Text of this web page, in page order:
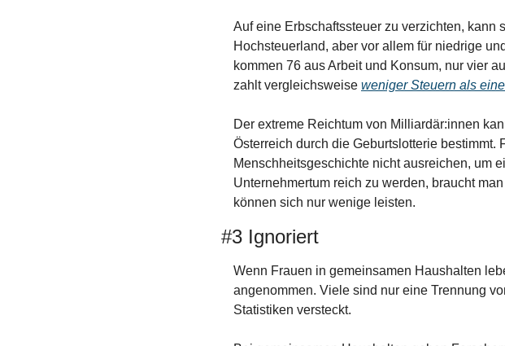
Auf eine Erbschaftssteuer zu verzichten, kann
Hochsteuerland, aber vor allem für niedrige
kommen 76 aus Arbeit und Konsum, nur vier
zahlt vergleichsweise weniger Steuern als
Der extreme Reichtum von Milliardär:innen
Österreich durch die Geburtslotterie
Menschheitsgeschichte nicht ausreichen, um
Unternehmertum reich zu werden, braucht
können sich nur wenige leisten.
#3 Ignoriert
Wenn Frauen in gemeinsamen Haushalten
angenommen. Viele sind nur eine Trennung
Statistiken versteckt.